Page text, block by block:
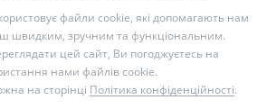
файли cookie, які допомагають нам
швидким, зручним та функціональним.
цей сайт, Ви погоджуєтесь на
нами файлів cookie.
на сторінці Політика конфіденційності.